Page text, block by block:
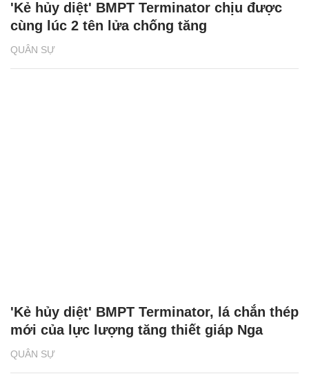
QUÂN SỰ
'Kẻ hủy diệt' BMPT Terminator chịu được
cùng lúc 2 tên lửa chống tăng
QUÂN SỰ
'Kẻ hủy diệt' BMPT Terminator, lá chắn thép
mới của lực lượng tăng thiết giáp Nga